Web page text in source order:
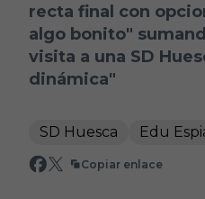
recta final con
algo bonito"
visita a una SD
dinámica"
SD Huesca Edu
Copiar enlace